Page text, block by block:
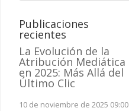
Publicaciones
recientes
La Evolución de la
Atribución Mediática
en 2025: Más Allá del
Último Clic
10 de noviembre de 2025 09:00